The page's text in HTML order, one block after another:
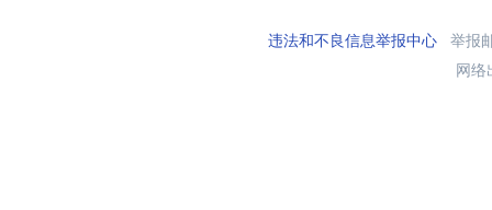
违法和不良信息举报中心举报
网